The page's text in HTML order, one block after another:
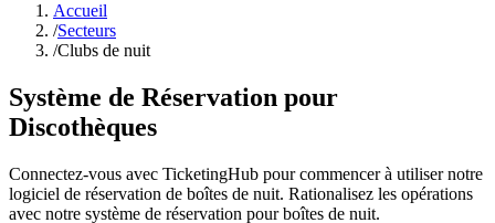
Accueil
/Secteurs
/Clubs de nuit
Système de Réservation pour
Discothèques
Connectez-vous avec TicketingHub pour commencer à utiliser notre
logiciel de réservation de boîtes de nuit. Rationalisez les opérations
avec notre système de réservation pour boîtes de nuit.